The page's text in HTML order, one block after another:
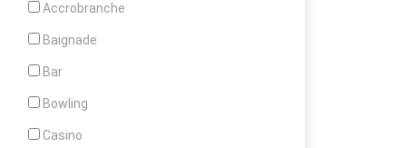
Accrobranche
Baignade
Bar
Bowling
Casino